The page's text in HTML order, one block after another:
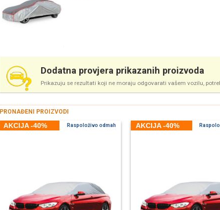
Dodatna provjera prikazanih proizvoda
Prikazuju se rezultati koji ne moraju odgovarati vašem vozilu,
PRONAĐENI PROIZVODI
AKCIJA -40% Raspoloživo odmah AKCIJA -40%